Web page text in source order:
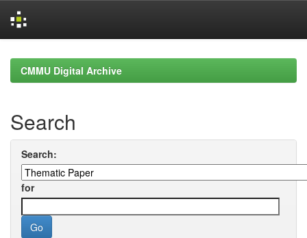
navigationCMMU Digital Archive
Search
Search:
for